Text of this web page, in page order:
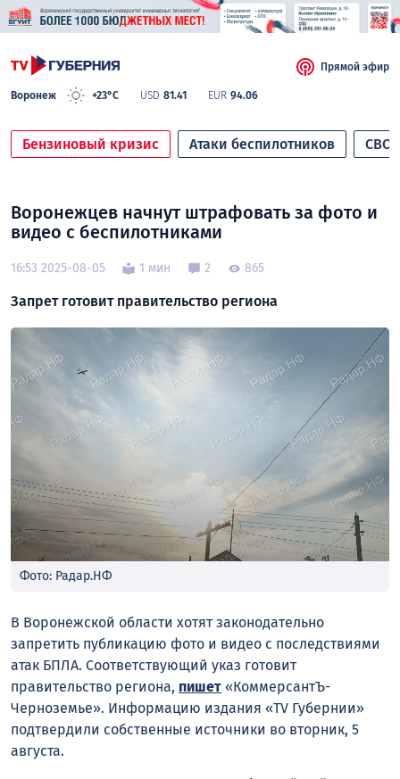
Воронеж +23°C USD 81.41 EUR 94.06
Прямой эфир
Бензиновый кризис Атаки беспилотников СВО
Воронежцев начнут штрафовать за фото и
видео с беспилотниками
16:53 2025-08-05 1 мин 2 865
Запрет готовит правительство региона
Фото: Радар.НФ
В Воронежской области хотят законодательно
запретить публикацию фото и видео с последствиями
атак БПЛА. Соответствующий указ готовит
правительство региона, пишет «КоммерсантЪ-
Черноземье». Информацию издания «TV Губернии»
подтвердили собственные источники во вторник, 5
августа.